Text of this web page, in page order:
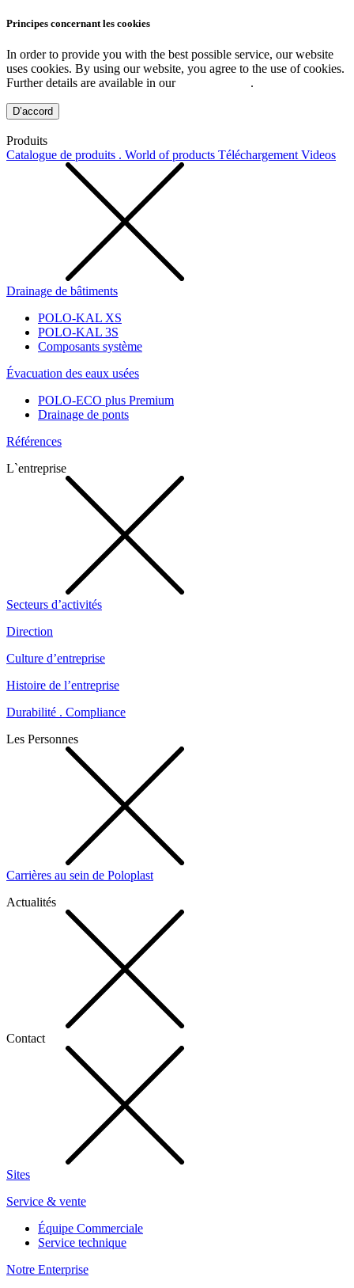
Principes concernant les cookies
In order to provide you with the best possible service, our website
uses cookies. By using our website, you agree to the use of cookies.
Further details are available in our
.
D’accord
Produits
Catalogue de produits . World of products Téléchargement Videos
Drainage de bâtiments
POLO-KAL XS
POLO-KAL 3S
Composants système
Évacuation des eaux usées
POLO-ECO plus Premium
Drainage de ponts
Références
L`entreprise
Secteurs d’activités
Direction
Culture d’entreprise
Histoire de l’entreprise
Durabilité . Compliance
Les Personnes
Carrières au sein de Poloplast
Actualités
Contact
Sites
Service & vente
Équipe Commerciale
Service technique
Notre Enterprise